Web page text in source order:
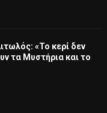
«Το κερί δεν
τα Μυστήρια και το